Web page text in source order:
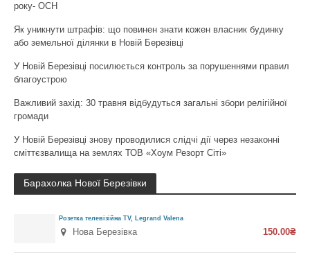
року- ОСН
Як уникнути штрафів: що повинен знати кожен власник будинку
або земельної ділянки в Новій Березівці
У Новій Березівці посилюється контроль за порушеннями правил
благоустрою
Важливий захід: 30 травня відбудуться загальні збори релігійної
громади
У Новій Березівці знову проводилися слідчі дії через незаконні
сміттєзвалища на землях ТОВ «Хоум Резорт Сіті»
Барахолка Нової Березівки
Розетка телевізійна TV, Legrand Valena
Нова Березівка 150.00₴